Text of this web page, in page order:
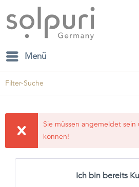
Menü
Filter-Suche
Sie müssen angemeldet
können!
Ich bin bereits